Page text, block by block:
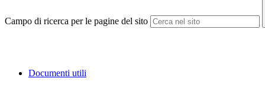
Campo di ricerca per le pagine del sito
Documenti utili